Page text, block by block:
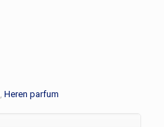
, Heren parfum